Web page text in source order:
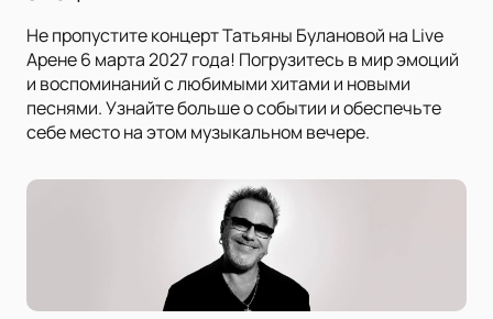
Не пропустите концерт Татьяны Булановой на Live
Арене 6 марта 2027 года! Погрузитесь в мир эмоций
и воспоминаний с любимыми хитами и новыми
песнями. Узнайте больше о событии и обеспечьте
себе место на этом музыкальном вечере.